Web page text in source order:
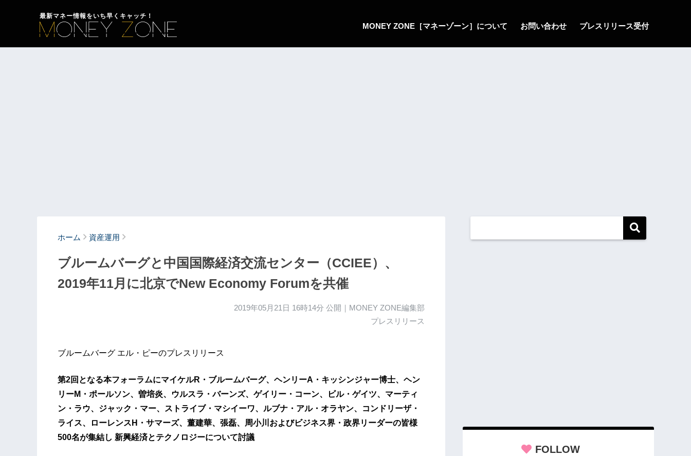
最新マネー情報をいち早くキャッチ！
MONEY ZONE［マネーゾーン］について お問い合わせ プレスリリース受付
ホーム 資産運用
ブルームバーグと中国国際経済交流センター（CCIEE）、
2019年11月に北京でNew Economy Forumを共催
2019年05月21日 16時14分 公開｜MONEY ZONE編集部
プレスリリース
ブルームバーグ エル・ピーのプレスリリース
第2回となる本フォーラムにマイケルR・ブルームバーグ、ヘンリーA・キッシンジャー博士、ヘン
リーM・ポールソン、曽培炎、ウルスラ・バーンズ、ゲイリー・コーン、ビル・ゲイツ、マーティ
ン・ラウ、ジャック・マー、ストライブ・マシイーワ、ルブナ・アル・オラヤン、コンドリーザ・
ライス、ローレンスH・サマーズ、董建華、張磊、周小川およびビジネス界・政界リーダーの皆様
500名が集結し 新興経済とテクノロジーについて討議
FOLLOW